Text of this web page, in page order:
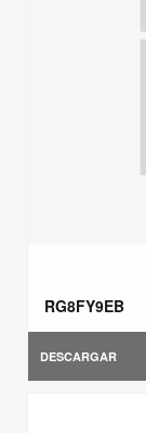
RG8FY9EB
DESCARGAR